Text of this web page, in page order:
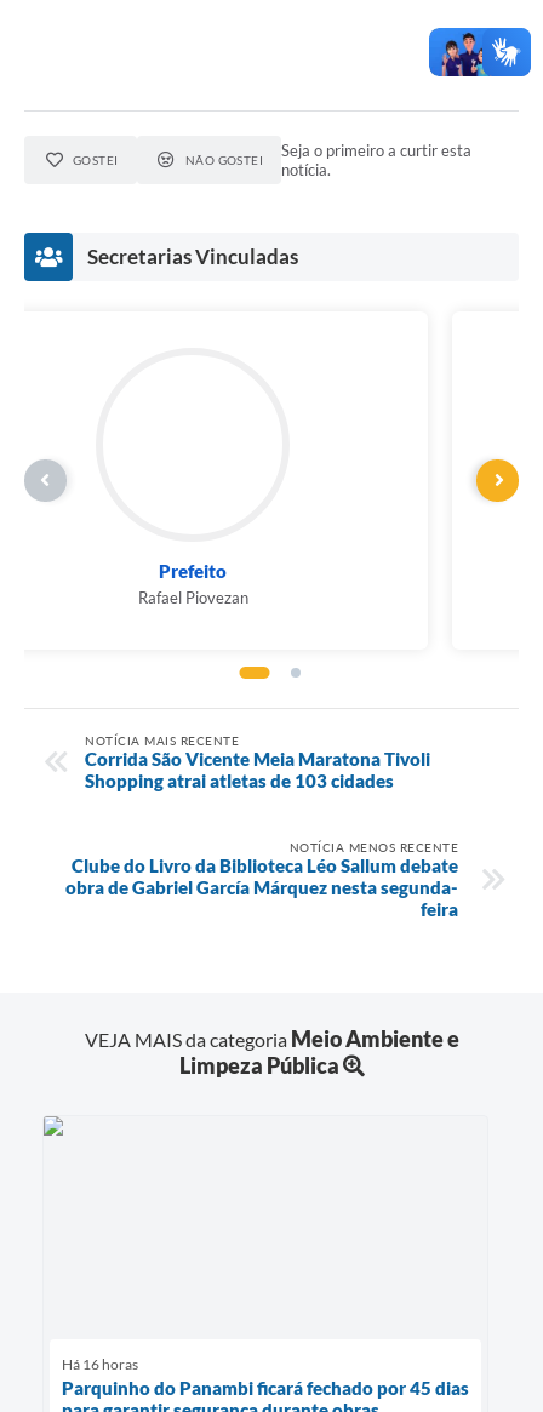
GOSTEI NÃO GOSTEI
Seja o primeiro a curtir esta
notícia.
Secretarias Vinculadas
Rafael Piovezan
NOTÍCIA MAIS RECENTE
Corrida São Vicente Meia Maratona Tivoli
Shopping atrai atletas de 103 cidades
NOTÍCIA MENOS RECENTE
Clube do Livro da Biblioteca Léo Sallum debate
obra de Gabriel García Márquez nesta segunda-
feira
VEJA MAIS da categoria Meio Ambiente e
Limpeza Pública
Há 16 horas
Parquinho do Panambi ficará fechado por 45 dias